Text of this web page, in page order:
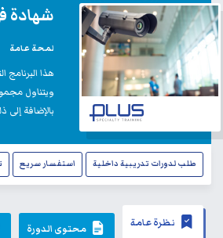
شهادة
لمحة عامة
هذا
ويتناول
بالإضافة
طلب لدورات تدريبية داخلية استفسار سريع
نظرة عامة محتوى الدورة